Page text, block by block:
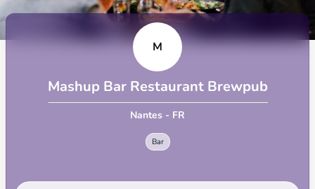
M
Mashup Bar Restaurant Brewpub
Nantes - FR
Bar